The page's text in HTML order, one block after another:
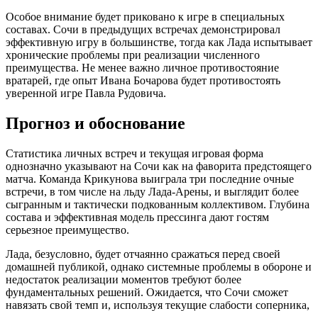
Особое внимание будет приковано к игре в специальных
составах. Сочи в предыдущих встречах демонстрировал
эффективную игру в большинстве, тогда как Лада испытывает
хронические проблемы при реализации численного
преимущества. Не менее важно личное противостояние
вратарей, где опыт Ивана Бочарова будет противостоять
уверенной игре Павла Рудовича.
Прогноз и обоснование
Статистика личных встреч и текущая игровая форма
однозначно указывают на Сочи как на фаворита предстоящего
матча. Команда Крикунова выиграла три последние очные
встречи, в том числе на льду Лада-Арены, и выглядит более
сыгранным и тактически подкованным коллективом. Глубина
состава и эффективная модель прессинга дают гостям
серьезное преимущество.
Лада, безусловно, будет отчаянно сражаться перед своей
домашней публикой, однако системные проблемы в обороне и
недостаток реализации моментов требуют более
фундаментальных решений. Ожидается, что Сочи сможет
навязать свой темп и, используя текущие слабости соперника,